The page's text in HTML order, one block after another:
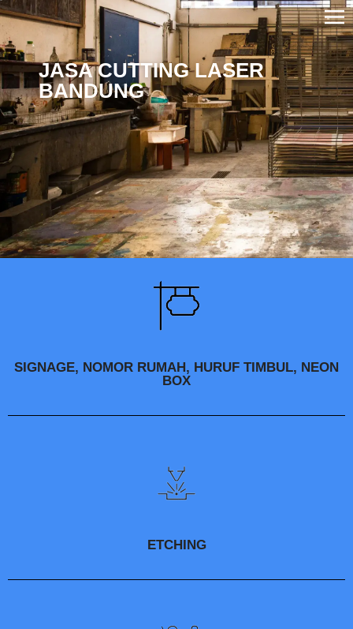
JASA CUTTING LASER
BANDUNG
SIGNAGE, NOMOR RUMAH, HURUF TIMBUL, NEON
BOX
ETCHING